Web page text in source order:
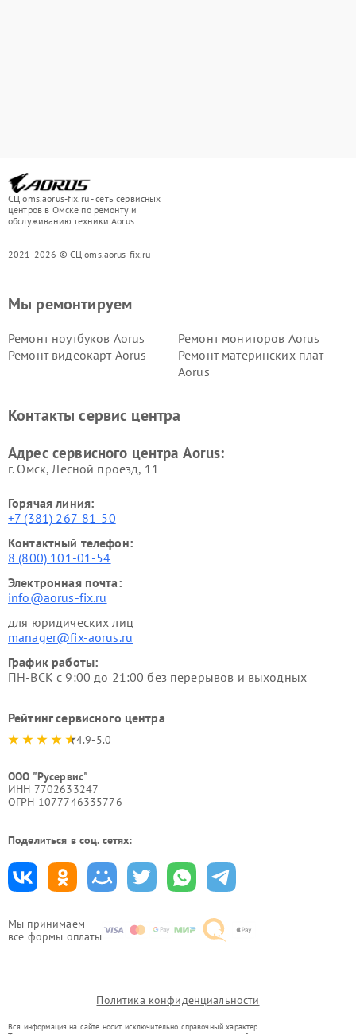
СЦ oms.aorus-fix.ru - сеть сервисных
центров в Омске по ремонту и
обслуживанию техники Aorus
2021-2026 © СЦ oms.aorus-fix.ru
Мы принимаем
все формы оплаты
Мы ремонтируем
Ремонт ноутбуков Aorus
Ремонт мониторов Aorus
Ремонт видеокарт Aorus
Ремонт материнских плат
Aorus
Контакты сервис центра
Адрес сервисного центра Aorus:
г. Омск, ​Лесной проезд, 11
Горячая линия:
+7 (381) 267-81-50
Контактный телефон:
8 (800) 101-01-54
Электронная почта:
info@aorus-fix.ru
для юридических лиц
manager@fix-aorus.ru
График работы:
ПН-ВСК с 9:00 до 21:00 без перерывов и выходных
Рейтинг сервисного центра
4.9-5.0
ООО "Русервис"
ИНН 7702633247
ОГРН 1077746335776
Поделиться в соц. сетях:
Политика конфиденциальности
Вся информация на сайте носит исключительно справочный характер.